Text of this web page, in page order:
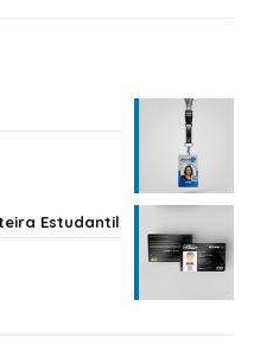
Estudantil